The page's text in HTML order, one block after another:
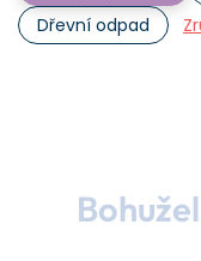
Dřevní odpad